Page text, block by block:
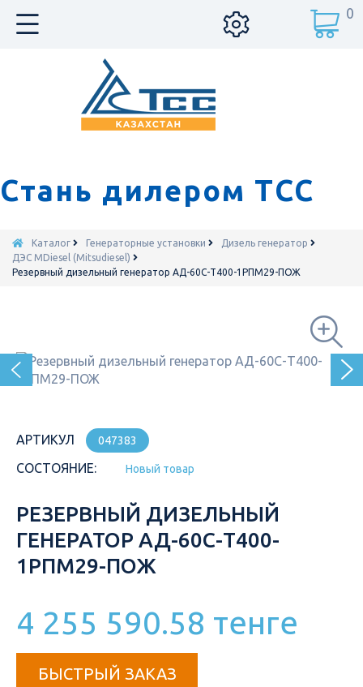
Стань дилером ТСС
0
Каталог Генераторные установки
Дизель генератор
ДЭС MDiesel (Mitsudiesel)
Резервный дизельный генератор АД-60С-Т400-1РПМ29-ПОЖ
АРТИКУЛ 047383
СОСТОЯНИЕ: Новый товар
РЕЗЕРВНЫЙ ДИЗЕЛЬНЫЙ
ГЕНЕРАТОР АД-60С-Т400-
1РПМ29-ПОЖ
4 255 590.58 тенге
БЫСТРЫЙ ЗАКАЗ